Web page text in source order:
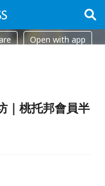
Open with app
｜桃托邦會員半